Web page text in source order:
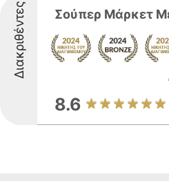
Διακριθέντες Σούπερ Μάρκετ
8.6